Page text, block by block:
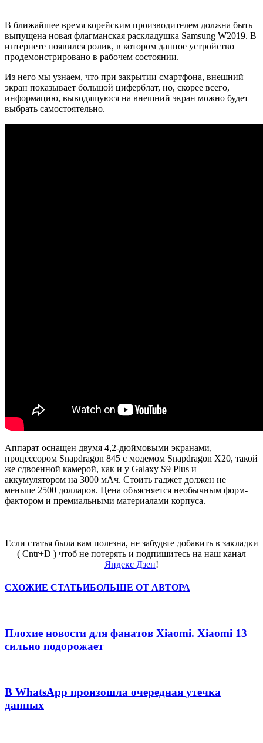
В ближайшее время корейским производителем должна быть
выпущена новая флагманская раскладушка Samsung W2019. В
интернете появился ролик, в котором данное устройство
продемонстрировано в рабочем состоянии.
Из него мы узнаем, что при закрытии смартфона, внешний
экран показывает большой циферблат, но, скорее всего,
информацию, выводящуюся на внешний экран можно будет
выбрать самостоятельно.
Аппарат оснащен двумя 4,2-дюймовыми экранами,
процессором Snapdragon 845 с модемом Snapdragon X20, такой
же сдвоенной камерой, как и у Galaxy S9 Plus и
аккумулятором на 3000 мАч. Стоить гаджет должен не
меньше 2500 долларов. Цена объясняется необычным форм-
фактором и премиальными материалами корпуса.
Если статья была вам полезна, не забудьте добавить в закладки
( Cntr+D ) чтоб не потерять и подпишитесь на наш канал
Яндекс Дзен!
СХОЖИЕ СТАТЬИБОЛЬШЕ ОТ АВТОРА
Плохие новости для фанатов Xiaomi. Xiaomi 13
сильно подорожает
В WhatsApp произошла очередная утечка
данных